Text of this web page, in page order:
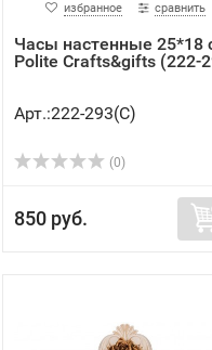
избранное сравнить
Часы настенные 25*18
Polite Crafts&gifts (222-
Арт.:222-293(C)
(0)
850 руб.